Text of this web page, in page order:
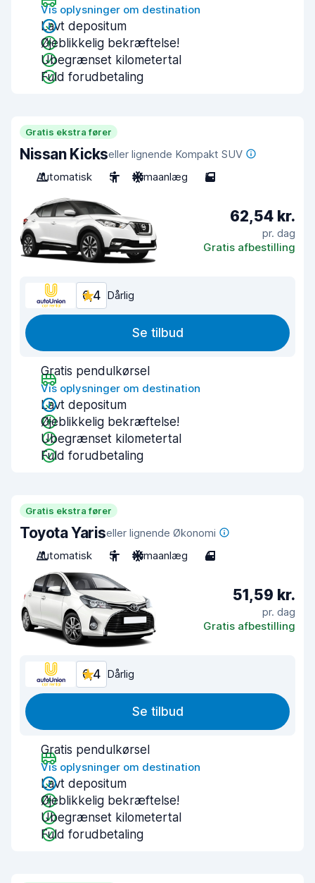
Vis oplysninger om destination
Lavt depositum
Øjeblikkelig bekræftelse!
Ubegrænset kilometertal
Fuld forudbetaling
Gratis ekstra fører
Nissan Kickseller lignende Kompakt SUV
Automatisk
5 Klimaanlæg 5
62,54 kr.
pr. dag
Gratis afbestilling
6,4 Dårlig
Se tilbud
Gratis pendulkørsel
Vis oplysninger om destination
Lavt depositum
Øjeblikkelig bekræftelse!
Ubegrænset kilometertal
Fuld forudbetaling
Gratis ekstra fører
Toyota Yariseller lignende Økonomi
Automatisk
5 Klimaanlæg 4
51,59 kr.
pr. dag
Gratis afbestilling
6,4 Dårlig
Se tilbud
Gratis pendulkørsel
Vis oplysninger om destination
Lavt depositum
Øjeblikkelig bekræftelse!
Ubegrænset kilometertal
Fuld forudbetaling